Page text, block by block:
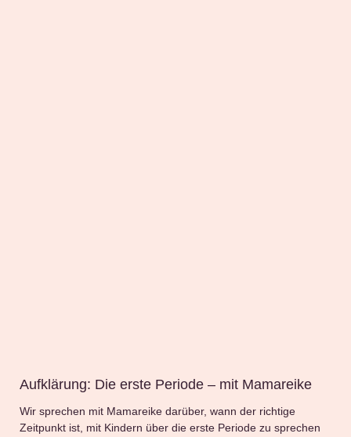
Aufklärung: Die erste Periode – mit Mamareike
Wir sprechen mit Mamareike darüber, wann der richtige
Zeitpunkt ist, mit Kindern über die erste Periode zu sprechen